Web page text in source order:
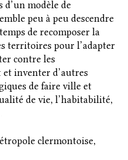
d’un modèle de
peu à peu descendre
de recomposer la
territoires pour l’adapter
contre les
inventer d’autres
de faire ville et
de vie, l’habitabilité,
clermontoise,